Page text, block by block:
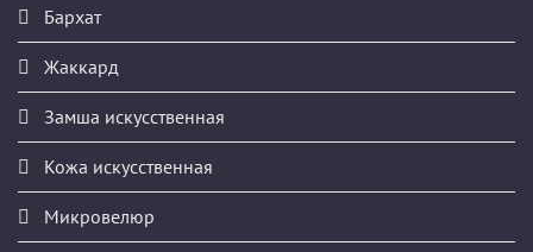
Бархат
Жаккард
Замша искусственная
Кожа искусственная
Микровелюр